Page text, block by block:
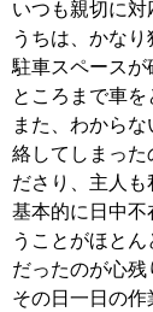
いつも親切に対
うちは、かな
駐車スペース
ところまで車を
また、わから
絡してしまった
ださり、主人も
基本的に日中
うことがほと
だったのが心残
その日一日の